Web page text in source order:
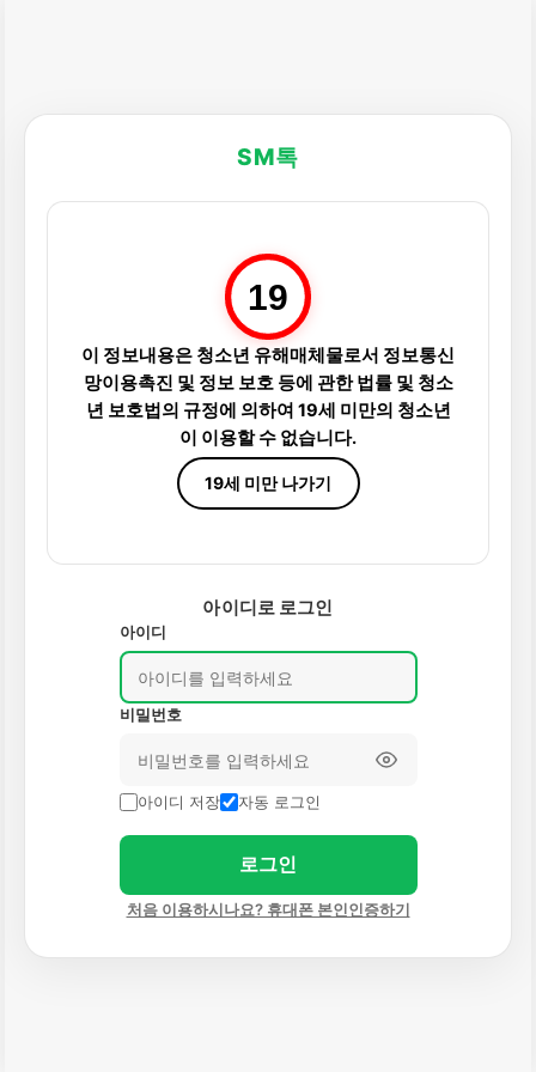
SM톡
19
이 정보내용은 청소년 유해매체물로서 정보통신
망이용촉진 및 정보 보호 등에 관한 법률 및 청소
년 보호법의 규정에 의하여 19세 미만의 청소년
이 이용할 수 없습니다.
19세 미만 나가기
아이디로 로그인
아이디
비밀번호
아이디 저장 자동 로그인
로그인
처음 이용하시나요? 휴대폰 본인인증하기